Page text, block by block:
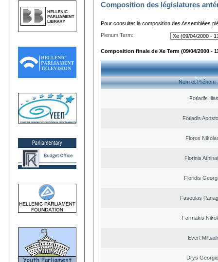
Composition des législatures
Pour consulter la composition des Assemblées
Plenum Term:
Composition finale de Xe Term (09/04/2000 -
Nom et Prénom
Fotiadis Ilias
Fotiadis
Floros
Florinis
Floridis
Fasoulas
Farmakis
Evert
Drys